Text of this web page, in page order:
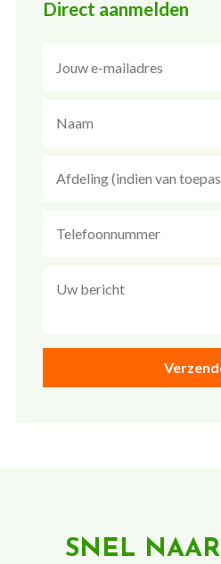
Direct aanmelden
SNEL NAAR